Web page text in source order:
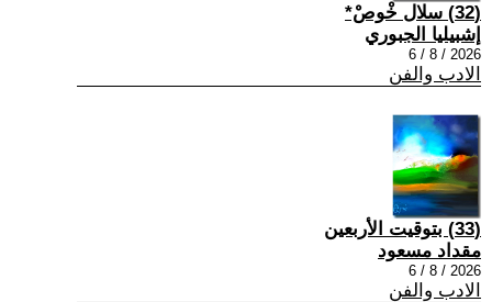
(32) سلال خْوصْ*
إشبيليا الجبوري
2026 / 8 / 6
الادب والفن
(33) بتوقيت الأربعين
مقداد مسعود
2026 / 8 / 6
الادب والفن